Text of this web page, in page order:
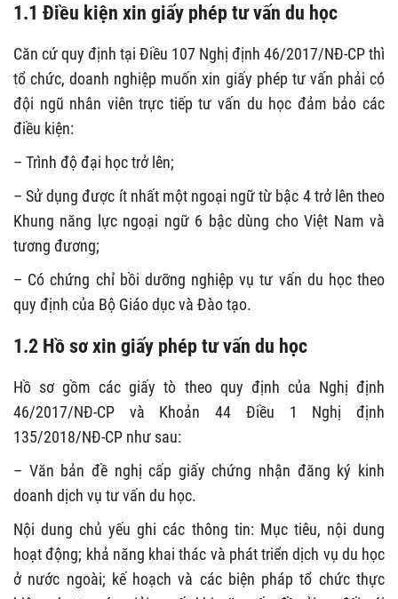
1.1 Điều kiện xin giấy phép tư vấn du học
Căn cứ quy định tại Điều 107 Nghị định 46/2017/NĐ-CP thì
tổ chức, doanh nghiệp muốn xin giấy phép tư vấn phải có
đội ngũ nhân viên trực tiếp tư vấn du học đảm bảo các
điều kiện:
– Trình độ đại học trở lên;
– Sử dụng được ít nhất một ngoại ngữ từ bậc 4 trở lên theo
Khung năng lực ngoại ngữ 6 bậc dùng cho Việt Nam và
tương đương;
– Có chứng chỉ bồi dưỡng nghiệp vụ tư vấn du học theo
quy định của Bộ Giáo dục và Đào tạo.
1.2 Hồ sơ xin giấy phép tư vấn du học
Hồ sơ gồm các giấy tò theo quy định của Nghị định
46/2017/NĐ-CP và Khoản 44 Điều 1 Nghị định
135/2018/NĐ-CP như sau:
– Văn bản đề nghị cấp giấy chứng nhận đăng ký kinh
doanh dịch vụ tư vấn du học.
Nội dung chủ yếu ghi các thông tin: Mục tiêu, nội dung
hoạt động; khả năng khai thác và phát triển dịch vụ du học
ở nước ngoài; kế hoạch và các biện pháp tổ chức thực